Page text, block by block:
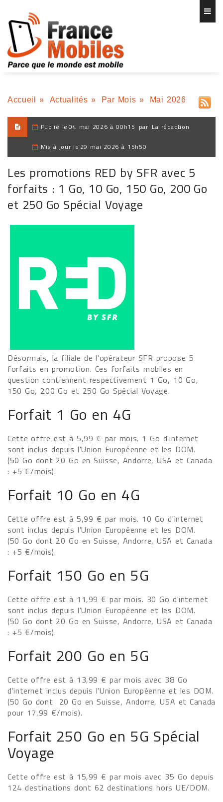
Accueil » Actualités » Par Mois » Mai 2026
Publié le 04 mai 2026 à 00h15 par La rédaction
Mis à jour le 29 mai 2026 à 15h50
Les promotions RED by SFR avec 5
forfaits : 1 Go, 10 Go, 150 Go, 200 Go
et 250 Go Spécial Voyage
Désormais, la filiale de l'opérateur SFR propose 5
forfaits en promotion. Ces forfaits mobiles en
question contiennent respectivement 1 Go, 10 Go,
150 Go, 200 Go et 250 Go Spécial Voyage.
Forfait 1 Go en 4G
Cette offre est à 5,99 € par mois. 1 Go d'internet
sont inclus depuis l'Union Européenne et les DOM.
(50 Go dont 20 Go en Suisse, Andorre, USA et Canada
: +5 €/mois).
Forfait 10 Go en 4G
Cette offre est à 5,99 € par mois. 10 Go d'internet
sont inclus depuis l'Union Européenne et les DOM.
(50 Go dont 20 Go en Suisse, Andorre, USA et Canada
: +5 €/mois).
Forfait 150 Go en 5G
Cette offre est à 11,99 € par mois. 30 Go d'internet
sont inclus depuis l'Union Européenne et les DOM.
(50 Go dont 20 Go en Suisse, Andorre, USA et Canada
: +5 €/mois).
Forfait 200 Go en 5G
Cette offre est à 13,99 € par mois avec 38 Go
d'internet inclus depuis l'Union Européenne et les DOM.
(50 Go dont 20 Go en Suisse, Andorre, USA et Canada
pour 17,99 €/mois).
Forfait 250 Go en 5G Spécial
Voyage
Cette offre est à 15,99 € par mois avec 35 Go depuis
124 destinations dont 62 destinations hors UE/DOM.